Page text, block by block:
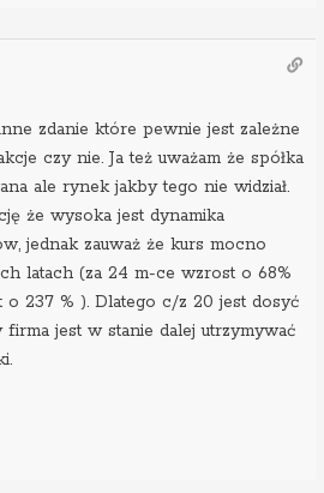
zdanie które pewnie jest zależne
czy nie. Ja też uważam że spółka
ale rynek jakby tego nie widział.
że wysoka jest dynamika
jednak zauważ że kurs mocno
latach (za 24 m-ce wzrost o 68%
o 237 % ). Dlatego c/z 20 jest dosyć
jest w stanie dalej utrzymywać